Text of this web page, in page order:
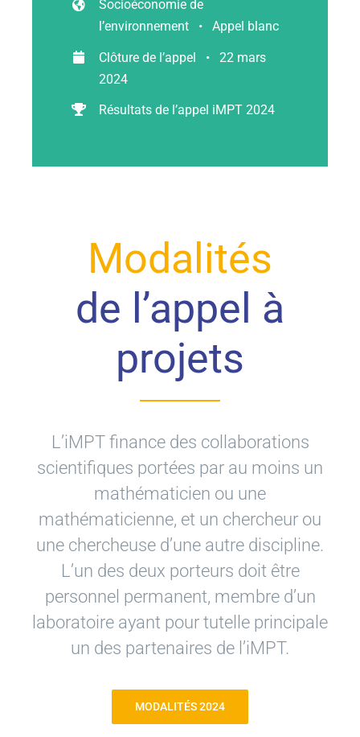
Les news
Contact
Socioéconomie de
l’environnement • Appel blanc
Clôture de l’appel • 22 mars
2024
Résultats de l’appel iMPT 2024
Modalités
de l’appel à
projets
L’iMPT finance des collaborations
scientifiques portées par au moins un
mathématicien ou une
mathématicienne, et un chercheur ou
une chercheuse d’une autre discipline.
L’un des deux porteurs doit être
personnel permanent, membre d’un
laboratoire ayant pour tutelle principale
un des partenaires de l’iMPT.
MODALITÉS 2024